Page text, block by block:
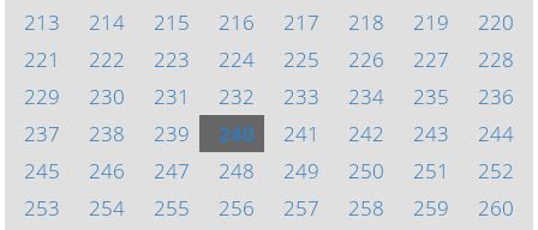
213
214 215 216 217 218 219
220
221
222 223 224 225 226 227
228
229
230 231 232 233 234 235
236
237
238 239 240 241 242 243
244
245
246 247 248 249 250 251
252
253
254 255 256 257 258 259
260